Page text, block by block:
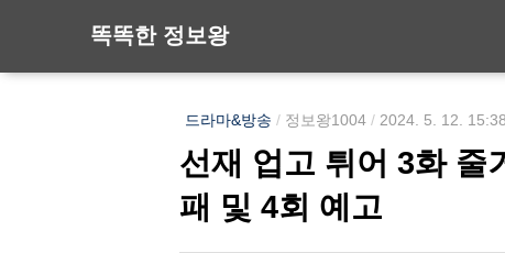
똑똑한 정보왕
드라마&방송 / 정보왕1004 / 2024. 5. 12. 15:38
선재 업고 튀어 3화 줄
패 및 4회 예고